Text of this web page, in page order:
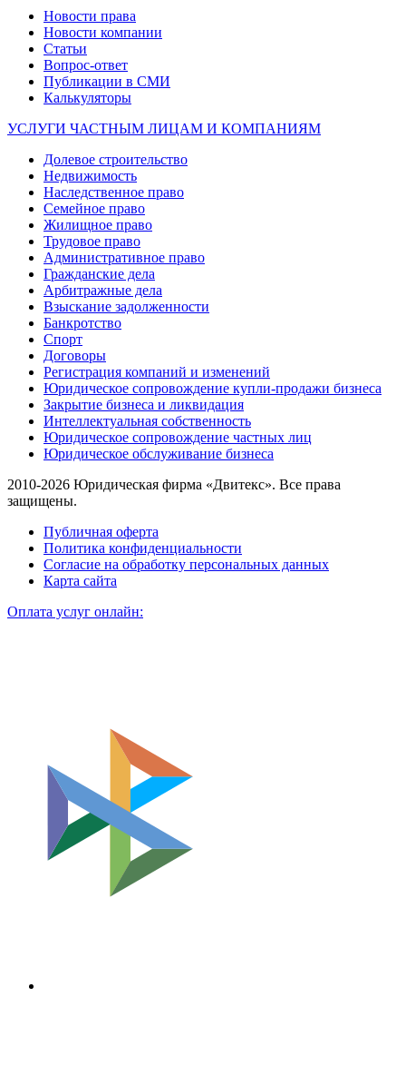
Новости права
Новости компании
Статьи
Вопрос-ответ
Публикации в СМИ
Калькуляторы
УСЛУГИ ЧАСТНЫМ ЛИЦАМ И КОМПАНИЯМ
Долевое строительство
Недвижимость
Наследственное право
Семейное право
Жилищное право
Трудовое право
Административное право
Гражданские дела
Арбитражные дела
Взыскание задолженности
Банкротство
Спорт
Договоры
Регистрация компаний и изменений
Юридическое сопровождение купли-продажи бизнеса
Закрытие бизнеса и ликвидация
Интеллектуальная собственность
Юридическое сопровождение частных лиц
Юридическое обслуживание бизнеса
2010-2026 Юридическая фирма «Двитекс». Все права
защищены.
Публичная оферта
Политика конфиденциальности
Согласие на обработку персональных данных
Карта сайта
Оплата услуг онлайн: